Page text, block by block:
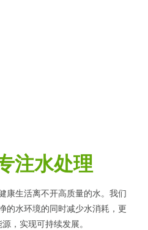
注水处理
康生活离不开高质量的水。我们
的水环境的同时减少水消耗，更
，实现可持续发展。